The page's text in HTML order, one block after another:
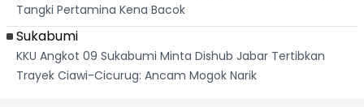
Tangki Pertamina Kena Bacok
Sukabumi
KKU Angkot 09 Sukabumi Minta Dishub Jabar Tertibkan
Trayek Ciawi-Cicurug: Ancam Mogok Narik